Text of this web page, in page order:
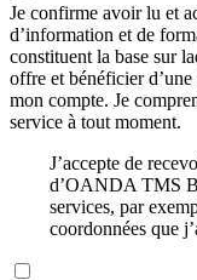
Je confirme avoir lu et
d’information et de
constituent la base sur
offre et bénéficier
mon compte. Je
service à tout moment.
J’accepte de
d’OANDA TMS
services, par
coordonnées que